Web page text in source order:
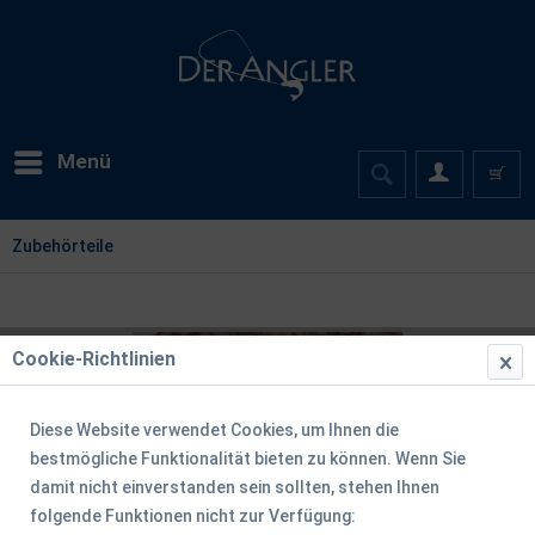
Menü
Zubehörteile
Cookie-Richtlinien
Diese Website verwendet Cookies, um Ihnen die
bestmögliche Funktionalität bieten zu können. Wenn Sie
damit nicht einverstanden sein sollten, stehen Ihnen
folgende Funktionen nicht zur Verfügung: